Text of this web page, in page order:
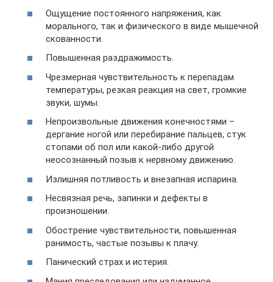
Ощущение постоянного напряжения, как
морального, так и физического в виде мышечной
скованности.
Повышенная раздражимость.
Чрезмерная чувствительность к перепадам
температуры, резкая реакция на свет, громкие
звуки, шумы.
Непроизвольные движения конечностями –
дергание ногой или перебирание пальцев, стук
стопами об пол или какой-либо другой
неосознанный позыв к нервному движению.
Излишняя потливость и внезапная испарина.
Несвязная речь, запинки и дефекты в
произношении.
Обострение чувствительности, повышенная
ранимость, частые позывы к плачу.
Панический страх и истерия.